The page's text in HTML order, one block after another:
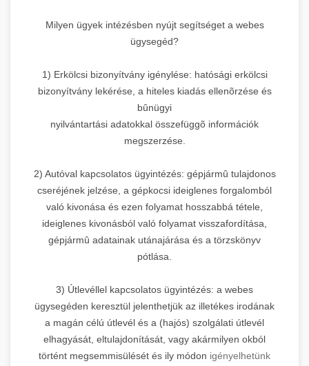
Milyen ügyek intézésben nyújt segítséget a webes
ügysegéd?
1) Erkölcsi bizonyítvány igénylése: hatósági erkölcsi
bizonyítvány lekérése, a hiteles kiadás ellenõrzése és
bûnügyi
nyilvántartási adatokkal összefüggõ információk
megszerzése.
2) Autóval kapcsolatos ügyintézés: gépjármû tulajdonos
cseréjének jelzése, a gépkocsi ideiglenes forgalomból
való kivonása és ezen folyamat hosszabbá tétele,
ideiglenes kivonásból való folyamat visszafordítása,
gépjármû adatainak utánajárása és a törzskönyv
pótlása.
3) Útlevéllel kapcsolatos ügyintézés: a webes
ügysegéden keresztül jelenthetjük az illetékes irodának
a magán célú útlevél és a (hajós) szolgálati útlevél
elhagyását, eltulajdonítását, vagy akármilyen okból
történt megsemmisülését és ily módon igényelhetünk